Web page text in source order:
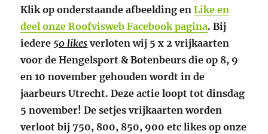
Klik op onderstaande afbeelding enLike en
deel onze Roofvisweb Facebook pagina. Bij
iedere 50 likes verloten wij 5 x 2 vrijkaarten
voor de Hengelsport & Botenbeurs die op 8, 9
en 10 november gehouden wordt in de
jaarbeurs Utrecht. Deze actie loopt tot dinsdag
5 november! De setjes vrijkaarten worden
verloot bij 750, 800, 850, 900 etc likes op onze